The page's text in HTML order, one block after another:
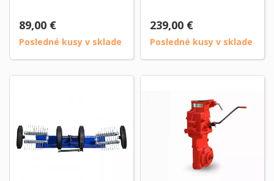
89,00 €
Posledné kusy v sklade
239,00 €
Posledné kusy v sklade